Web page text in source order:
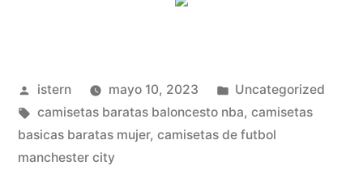
Publicado
por
istern mayo 10, 2023
Publicado
en
Uncategorized
Etiquetas:
camisetas baratas baloncesto nba, camisetas
basicas baratas mujer, camisetas de futbol
manchester city